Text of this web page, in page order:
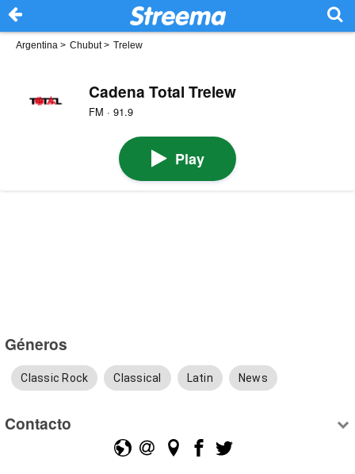
Argentina > Chubut> Trelew
Cadena Total Trelew
FM · 91.9
Play
Géneros
Classic Rock Classical Latin News
Contacto